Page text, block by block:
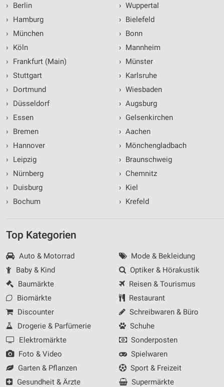
›
Berlin
›
Hamburg
›
München
›
Köln
›
Frankfurt (Main)
› Stuttgart
›
Dortmund
›
Düsseldorf
›
Essen
›
Bremen
›
Hannover
›
Leipzig
›
Nürnberg
›
Duisburg
›
Bochum
› Wuppertal
› Bielefeld
› Bonn
› Mannheim
› Münster
› Karlsruhe
› Wiesbaden
› Augsburg
› Gelsenkirchen
› Aachen
› Mönchengladbach
› Braunschweig
› Chemnitz
› Kiel
› Krefeld
Top Kategorien
Auto & Motorrad
Baby & Kind
Baumärkte
Biomärkte
Discounter
Drogerie & Parfümerie
Elektromärkte
Foto & Video
Garten & Pflanzen
Gesundheit & Ärzte
Mode & Bekleidung
Optiker & Hörakustik
Reisen & Tourismus
Restaurant
Schreibwaren & Büro
Schuhe
Sonderposten
Spielwaren
Sport & Freizeit
Supermärkte